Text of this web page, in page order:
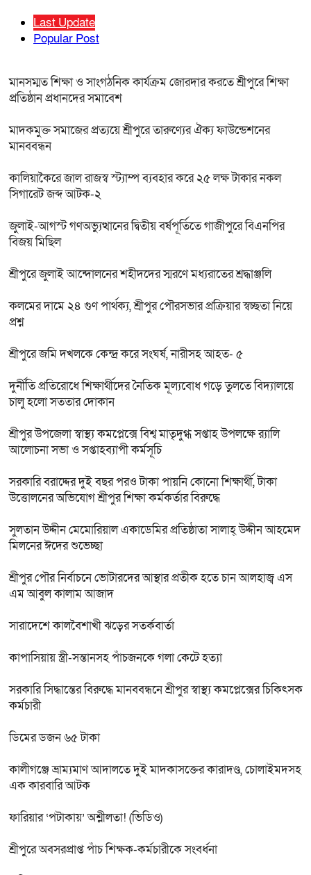
Last Update
Popular Post
মানসম্মত শিক্ষা ও সাংগঠনিক কার্যক্রম জোরদার করতে শ্রীপুরে শিক্ষা
প্রতিষ্ঠান প্রধানদের সমাবেশ
মাদকমুক্ত সমাজের প্রত্যয়ে শ্রীপুরে তারুণ্যের ঐক্য ফাউন্ডেশনের
মানববন্ধন
কালিয়াকৈরে জাল রাজস্ব স্ট্যাম্প ব্যবহার করে ২৫ লক্ষ টাকার নকল
সিগারেট জব্দ আটক-২
জুলাই-আগস্ট গণঅভ্যুত্থানের দ্বিতীয় বর্ষপূর্তিতে গাজীপুরে বিএনপির
বিজয় মিছিল
শ্রীপুরে জুলাই আন্দোলনের শহীদদের স্মরণে মধ্যরাতের শ্রদ্ধাঞ্জলি
কলমের দামে ২৪ গুণ পার্থক্য, শ্রীপুর পৌরসভার প্রক্রিয়ার স্বচ্ছতা নিয়ে
প্রশ্ন
শ্রীপুরে জমি দখলকে কেন্দ্র করে সংঘর্ষ, নারীসহ আহত- ৫
দুর্নীতি প্রতিরোধে শিক্ষার্থীদের নৈতিক মূল্যবোধ গড়ে তুলতে বিদ্যালয়ে
চালু হলো সততার দোকান
শ্রীপুর উপজেলা স্বাস্থ্য কমপ্লেক্সে বিশ্ব মাতৃদুগ্ধ সপ্তাহ উপলক্ষে র‍্যালি
আলোচনা সভা ও সপ্তাহব্যাপী কর্মসূচি
সরকারি বরাদ্দের দুই বছর পরও টাকা পায়নি কোনো শিক্ষার্থী, টাকা
উত্তোলনের অভিযোগ শ্রীপুর শিক্ষা কর্মকর্তার বিরুদ্ধে
সুলতান উদ্দীন মেমোরিয়াল একাডেমির প্রতিষ্ঠাতা সালাহ্ উদ্দীন আহমেদ
মিলনের ঈদের শুভেচ্ছা
শ্রীপুর পৌর নির্বাচনে ভোটারদের আস্থার প্রতীক হতে চান আলহাজ্ব এস
এম আবুল কালাম আজাদ
সারাদেশে কালবৈশাখী ঝড়ের সতর্কবার্তা
কাপাসিয়ায় স্ত্রী-সন্তানসহ পাঁচজনকে গলা কেটে হত্যা
সরকারি সিদ্ধান্তের বিরুদ্ধে মানববন্ধনে শ্রীপুর স্বাস্থ্য কমপ্লেক্সের চিকিৎসক
কর্মচারী
ডিমের ডজন ৬৫ টাকা
কালীগঞ্জে ভ্রাম্যমাণ আদালতে দুই মাদকাসক্তের কারাদণ্ড, চোলাইমদসহ
এক কারবারি আটক
ফারিয়ার ‘পটাকায়’ অশ্লীলতা! (ভিডিও)
শ্রীপুরে অবসরপ্রাপ্ত পাঁচ শিক্ষক-কর্মচারীকে সংবর্ধনা